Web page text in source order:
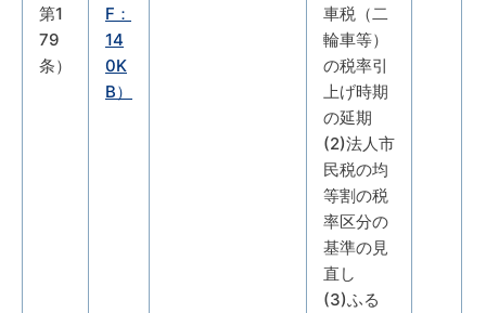
第1
79
条）
F：
14
0K
B）
車税（二
輪車等）
の税率引
上げ時期
の延期
(2)法人市
民税の均
等割の税
率区分の
基準の見
直し
(3)ふる